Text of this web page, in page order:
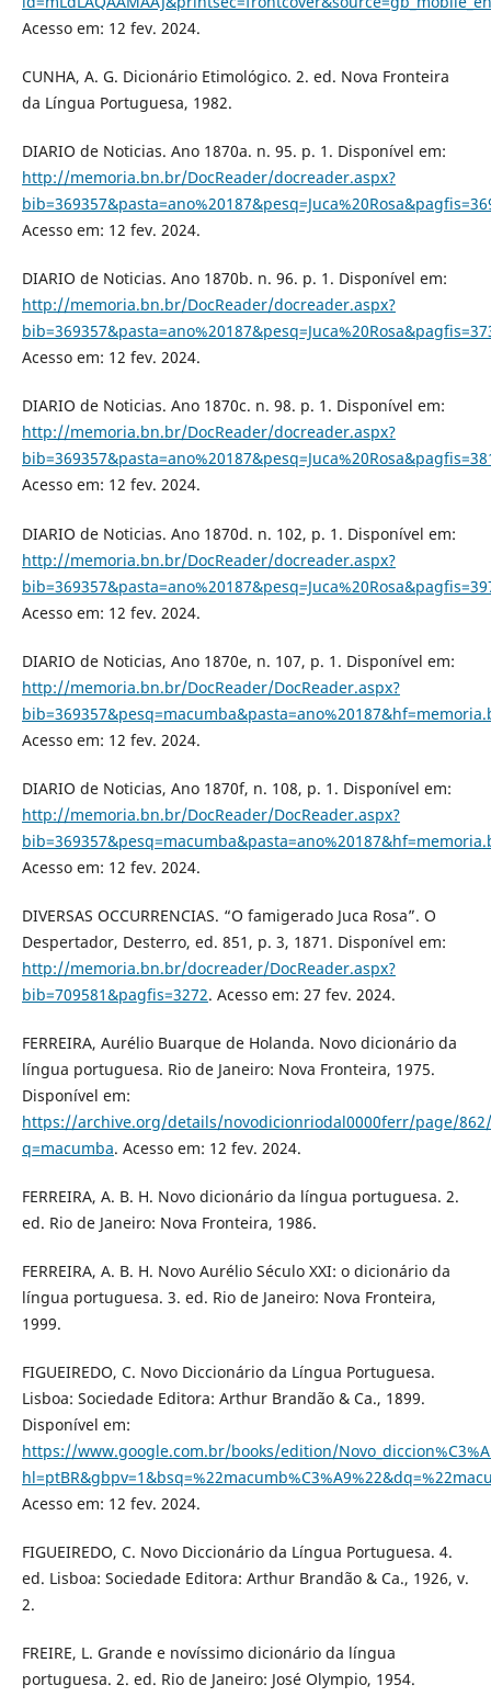
Acesso em: 12 fev. 2024.
CUNHA, A. G. Dicionário Etimológico. 2. ed. Nova Fronteira
da Língua Portuguesa, 1982.
DIARIO de Noticias. Ano 1870a. n. 95. p. 1. Disponível em:
http://memoria.bn.br/DocReader/docreader.aspx?
Acesso em: 12 fev. 2024.
DIARIO de Noticias. Ano 1870b. n. 96. p. 1. Disponível em:
http://memoria.bn.br/DocReader/docreader.aspx?
Acesso em: 12 fev. 2024.
DIARIO de Noticias. Ano 1870c. n. 98. p. 1. Disponível em:
http://memoria.bn.br/DocReader/docreader.aspx?
Acesso em: 12 fev. 2024.
DIARIO de Noticias. Ano 1870d. n. 102, p. 1. Disponível em:
http://memoria.bn.br/DocReader/docreader.aspx?
Acesso em: 12 fev. 2024.
DIARIO de Noticias, Ano 1870e, n. 107, p. 1. Disponível em:
http://memoria.bn.br/DocReader/DocReader.aspx?
Acesso em: 12 fev. 2024.
DIARIO de Noticias, Ano 1870f, n. 108, p. 1. Disponível em:
http://memoria.bn.br/DocReader/DocReader.aspx?
Acesso em: 12 fev. 2024.
DIVERSAS OCCURRENCIAS. “O famigerado Juca Rosa”. O
Despertador, Desterro, ed. 851, p. 3, 1871. Disponível em:
http://memoria.bn.br/docreader/DocReader.aspx?
bib=709581&pagfis=3272. Acesso em: 27 fev. 2024.
FERREIRA, Aurélio Buarque de Holanda. Novo dicionário da
língua portuguesa. Rio de Janeiro: Nova Fronteira, 1975.
Disponível em:
https://archive.org/details/novodicionriodal0000ferr/page/
q=macumba. Acesso em: 12 fev. 2024.
FERREIRA, A. B. H. Novo dicionário da língua portuguesa. 2.
ed. Rio de Janeiro: Nova Fronteira, 1986.
FERREIRA, A. B. H. Novo Aurélio Século XXI: o dicionário da
língua portuguesa. 3. ed. Rio de Janeiro: Nova Fronteira,
1999.
FIGUEIREDO, C. Novo Diccionário da Língua Portuguesa.
Lisboa: Sociedade Editora: Arthur Brandão & Ca., 1899.
Disponível em:
https://www.google.com.br/books/edition/
Acesso em: 12 fev. 2024.
FIGUEIREDO, C. Novo Diccionário da Língua Portuguesa. 4.
ed. Lisboa: Sociedade Editora: Arthur Brandão & Ca., 1926, v.
2.
FREIRE, L. Grande e novíssimo dicionário da língua
portuguesa. 2. ed. Rio de Janeiro: José Olympio, 1954.